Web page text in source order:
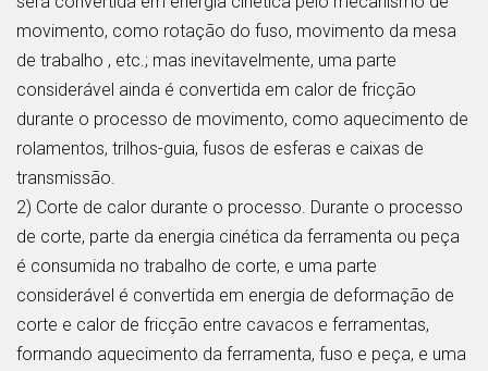
movimento, como rotação do fuso, movimento da mesa
de trabalho , etc.; mas inevitavelmente, uma parte
considerável ainda é convertida em calor de fricção
durante o processo de movimento, como aquecimento de
rolamentos, trilhos-guia, fusos de esferas e caixas de
transmissão.
2) Corte de calor durante o processo. Durante o processo
de corte, parte da energia cinética da ferramenta ou peça
é consumida no trabalho de corte, e uma parte
considerável é convertida em energia de deformação de
corte e calor de fricção entre cavacos e ferramentas,
formando aquecimento da ferramenta, fuso e peça, e uma